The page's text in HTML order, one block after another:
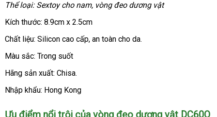
Thể loại: Sextoy cho nam, vòng đeo dương vật
Kích thước: 8.9cm x 2.5cm
Chất liệu: Silicon cao cấpcao
, an toàn cho da.
Màu sắc: Trong suốt
Hãng sản xuất: Chisa.
Nhập khẩu: Hong Kong
Ưu điểm nổi trội xuất
của vòng đeo dương vật DC60Q